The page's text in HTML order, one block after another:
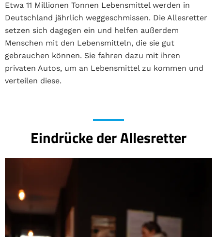
Etwa 11 Millionen Tonnen Lebensmittel werden in
Deutschland jährlich weggeschmissen. Die Allesretter
setzen sich dagegen ein und helfen außerdem
Menschen mit den Lebensmitteln, die sie gut
gebrauchen können. Sie fahren dazu mit ihren
privaten Autos, um an Lebensmittel zu kommen und
verteilen diese.
Eindrücke der Allesretter